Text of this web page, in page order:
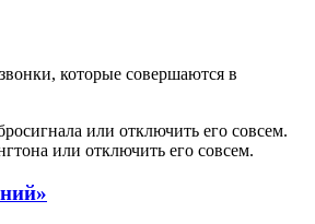
которые совершаются в
или отключить его совсем.
или отключить его совсем.